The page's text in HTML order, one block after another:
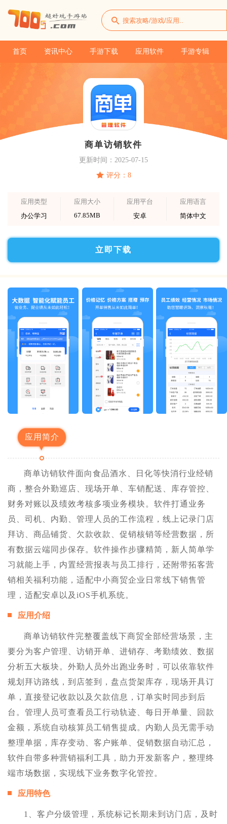
首页 资讯中心 手游下载 应用软件 手游专辑
商单访销软件
更新时间：2025-07-15
评分：8
应用类型
办公学习
应用大小
67.85MB
应用平台
安卓
应用语言
简体中文
立即下载
应用简介
商单访销软件面向食品酒水、日化等快消行业经销
商，整合外勤巡店、现场开单、车销配送、库存管控、
财务对账以及绩效考核多项业务模块。软件打通业务
员、司机、内勤、管理人员的工作流程，线上记录门店
拜访、商品铺货、欠款收款、促销核销等经营数据，所
有数据云端同步保存。软件操作步骤精简，新人简单学
习就能上手，内置经营报表与员工排行，还附带拓客营
销相关福利功能，适配中小商贸企业日常线下销售管
理，适配安卓以及iOS手机系统。
应用介绍
商单访销软件完整覆盖线下商贸全部经营场景，主
要分为客户管理、访销开单、进销存、考勤绩效、数据
分析五大板块。外勤人员外出跑业务时，可以依靠软件
规划拜访路线，到店签到，盘点货架库存，现场开具订
单，直接登记收款以及欠款信息，订单实时同步到后
台。管理人员可查看员工行动轨迹、每日开单量、回款
金额，系统自动核算员工销售提成。内勤人员无需手动
整理单据，库存变动、客户账单、促销数据自动汇总，
软件自带多种营销福利工具，助力开发新客户，整理终
端市场数据，实现线下业务数字化管控。
应用特色
1、客户分级管理，系统标记长期未到访门店，及时